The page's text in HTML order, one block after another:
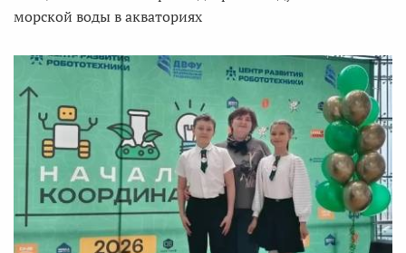
морской воды в акваториях